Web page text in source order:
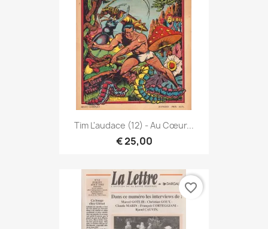
Tim L'audace (12) - Au Cœur...
€ 25,00
favorite_border